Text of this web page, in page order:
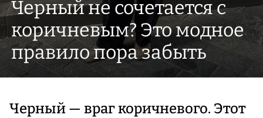
Черный не сочетается с
коричневым? Это модное
правило пора забыть
Черный — враг коричневого. Этот